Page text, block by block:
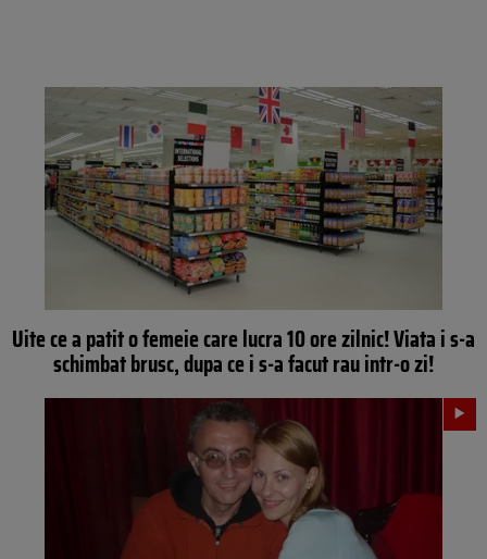
Uite ce a patit o femeie care lucra 10 ore zilnic! Viata i s-a
schimbat brusc, dupa ce i s-a facut rau intr-o zi!